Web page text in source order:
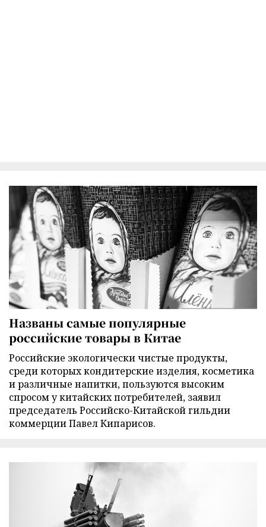
Названы самые популярные
российские товары в Китае
Российские экологически чистые продукты,
среди которых кондитерские изделия, косметика
и различные напитки, пользуются высоким
спросом у китайских потребителей, заявил
председатель Российско-Китайской гильдии
коммерции Павел Кипарисов.